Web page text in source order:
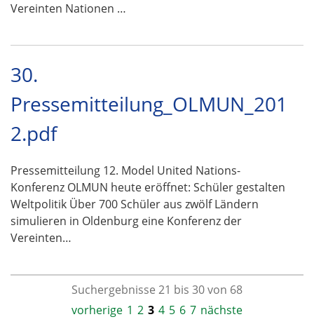
Vereinten Nationen …
30.
Pressemitteilung_OLMUN_201
2.pdf
Pressemitteilung 12. Model United Nations-
Konferenz OLMUN heute eröffnet: Schüler gestalten
Weltpolitik Über 700 Schüler aus zwölf Ländern
simulieren in Oldenburg eine Konferenz der
Vereinten…
Suchergebnisse 21 bis 30 von 68
vorherige 1 2 3 4 5 6 7 nächste